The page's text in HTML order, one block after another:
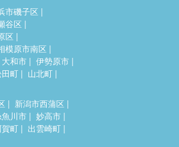
市磯子区
谷区
区
模原市南区
大和市
伊勢原市
町
山北町
新潟市西蒲区
魚川市
妙高市
町
出雲崎町